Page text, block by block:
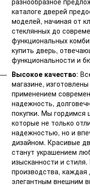
каталоге дверей
моделей, начиная от
стеклянных до
функциональных
купить дверь,
функциональности и
Высокое качество:
магазине,
применением
надежность,
покупки. Мы гордимся
которые не только
надежностью, но и
дизайном. Красивые
станут украшением
изысканности и
производства, каждая
элегантным внешним